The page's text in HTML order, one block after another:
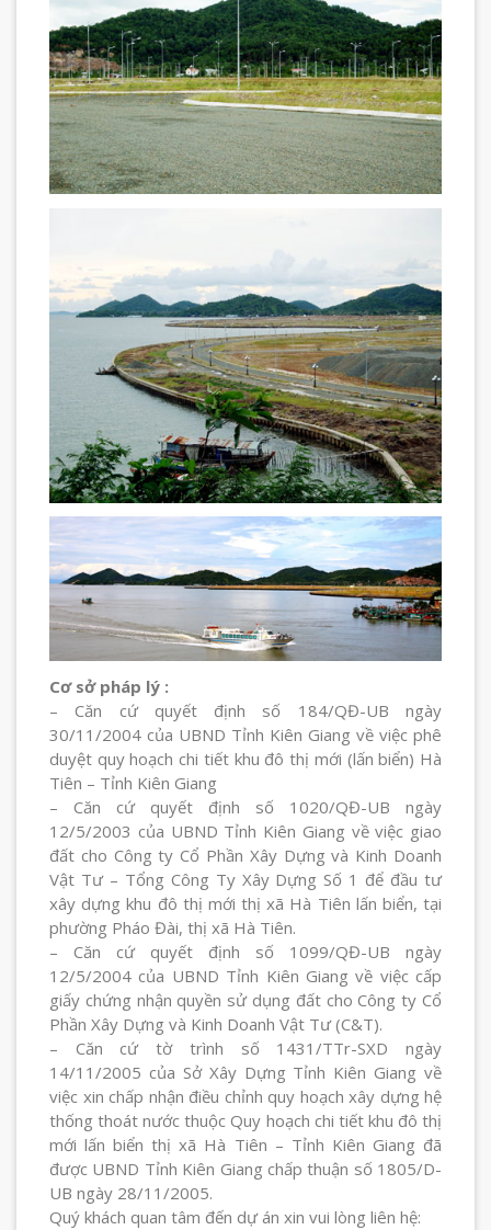
Cơ sở pháp lý :
– Căn cứ quyết định số 184/QĐ-UB ngày
30/11/2004 của UBND Tỉnh Kiên Giang về việc phê
duyệt quy hoạch chi tiết khu đô thị mới (lấn biển) Hà
Tiên – Tỉnh Kiên Giang
– Căn cứ quyết định số 1020/QĐ-UB ngày
12/5/2003 của UBND Tỉnh Kiên Giang về việc giao
đất cho Công ty Cổ Phần Xây Dựng và Kinh Doanh
Vật Tư – Tổng Công Ty Xây Dựng Số 1 để đầu tư
xây dựng khu đô thị mới thị xã Hà Tiên lấn biển, tại
phường Pháo Đài, thị xã Hà Tiên.
– Căn cứ quyết định số 1099/QĐ-UB ngày
12/5/2004 của UBND Tỉnh Kiên Giang về việc cấp
giấy chứng nhận quyền sử dụng đất cho Công ty Cổ
Phần Xây Dựng và Kinh Doanh Vật Tư (C&T).
– Căn cứ tờ trình số 1431/TTr-SXD ngày
14/11/2005 của Sở Xây Dựng Tỉnh Kiên Giang về
việc xin chấp nhận điều chỉnh quy hoạch xây dựng hệ
thống thoát nước thuộc Quy hoạch chi tiết khu đô thị
mới lấn biển thị xã Hà Tiên – Tỉnh Kiên Giang đã
được UBND Tỉnh Kiên Giang chấp thuận số 1805/D-
UB ngày 28/11/2005.
Quý khách quan tâm đến dự án xin vui lòng liên hệ: